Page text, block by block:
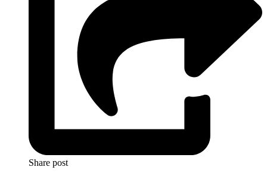
Share post